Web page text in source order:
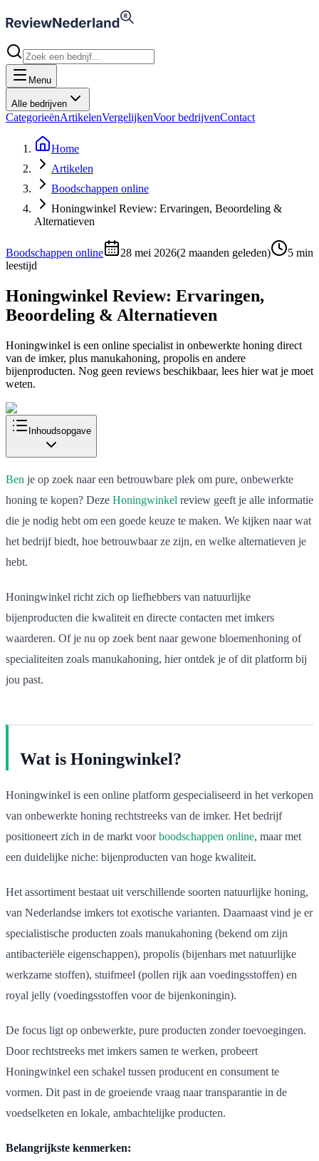
Menu
Alle bedrijven
CategorieënArtikelenVergelijkenVoor bedrijvenContact
Home
Artikelen
Boodschappen online
Honingwinkel Review: Ervaringen, Beoordeling &
Alternatieven
Boodschappen online 28 mei 2026(2 maanden geleden) 5 min
leestijd
Honingwinkel Review: Ervaringen,
Beoordeling & Alternatieven
Honingwinkel is een online specialist in onbewerkte honing direct
van de imker, plus manukahoning, propolis en andere
bijenproducten. Nog geen reviews beschikbaar, lees hier wat je moet
weten.
Inhoudsopgave
Ben je op zoek naar een betrouwbare plek om pure, onbewerkte
honing te kopen? Deze Honingwinkel review geeft je alle informatie
die je nodig hebt om een goede keuze te maken. We kijken naar wat
het bedrijf biedt, hoe betrouwbaar ze zijn, en welke alternatieven je
hebt.
Honingwinkel richt zich op liefhebbers van natuurlijke
bijenproducten die kwaliteit en directe contacten met imkers
waarderen. Of je nu op zoek bent naar gewone bloemenhoning of
specialiteiten zoals manukahoning, hier ontdek je of dit platform bij
jou past.
Wat is Honingwinkel?
Honingwinkel is een online platform gespecialiseerd in het verkopen
van onbewerkte honing rechtstreeks van de imker. Het bedrijf
positioneert zich in de markt voorboodschappen online, maar met
een duidelijke niche: bijenproducten van hoge kwaliteit.
Het assortiment bestaat uit verschillende soorten natuurlijke honing,
van Nederlandse imkers tot exotische varianten. Daarnaast vind je er
specialistische producten zoals manukahoning (bekend om zijn
antibacteriële eigenschappen), propolis (bijenhars met natuurlijke
werkzame stoffen), stuifmeel (pollen rijk aan voedingsstoffen) en
royal jelly (voedingsstoffen voor de bijenkoningin).
De focus ligt op onbewerkte, pure producten zonder toevoegingen.
Door rechtstreeks met imkers samen te werken, probeert
Honingwinkel een schakel tussen producent en consument te
vormen. Dit past in de groeiende vraag naar transparantie in de
voedselketen en lokale, ambachtelijke producten.
Belangrijkste kenmerken: